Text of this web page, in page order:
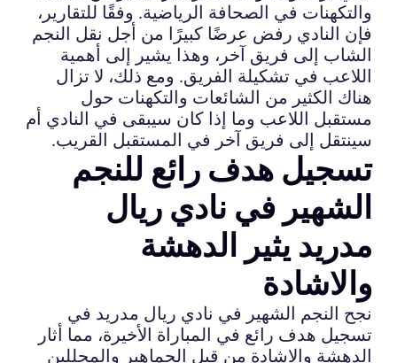
والتكهنات في الصحافة الرياضية. وفقًا للتقارير،
فإن النادي رفض عرضًا كبيرًا من أجل نقل النجم
الشاب إلى فريق آخر، وهذا يشير إلى أهمية
اللاعب في تشكيلة الفريق. ومع ذلك، لا تزال
هناك الكثير من الشائعات والتكهنات حول
مستقبل اللاعب وما إذا كان سيبقى في النادي أم
سينتقل إلى فريق آخر في المستقبل القريب.
تسجيل هدف رائع للنجم
الشهير في نادي ريال
مدريد يثير الدهشة
والاشادة
نجح النجم الشهير في نادي ريال مدريد في
تسجيل هدف رائع في المباراة الأخيرة، مما أثار
الدهشة والاشادة من قبل الجماهير والمحللين